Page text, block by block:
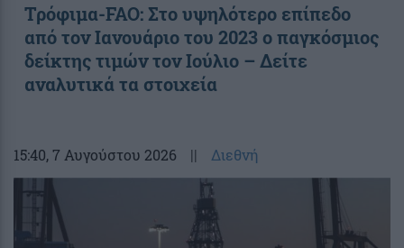
Τρόφιμα-FAO: Στο υψηλότερο επίπεδο
από τον Ιανουάριο του 2023 o παγκόσμιος
δείκτης τιμών τον Ιούλιο – Δείτε
αναλυτικά τα στοιχεία
15:40, 7 Αυγούστου 2026 || Διεθνή